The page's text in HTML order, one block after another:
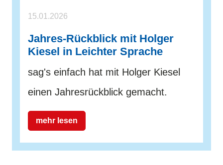
15.01.2026
Jahres-Rückblick mit Holger
Kiesel in Leichter Sprache
sag's einfach hat mit Holger Kiesel
einen Jahresrückblick gemacht.
mehr lesen